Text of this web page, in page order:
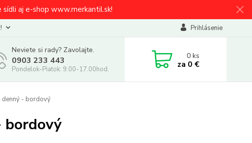
aj e-shop www.merkantil.sk!
Prihlásenie
Neviete si rady? Zavolajte.
0903 233 443
Pondelok-Piatok: 9.00-17.00hod.
0ks
za 0 €
denný - bordový
bordový